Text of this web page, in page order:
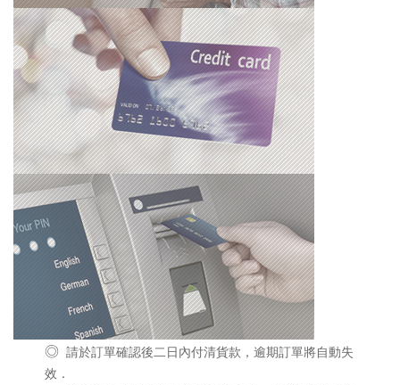
◎ 請於訂單確認後二日內付清貨款，逾期訂單將自動失
效．